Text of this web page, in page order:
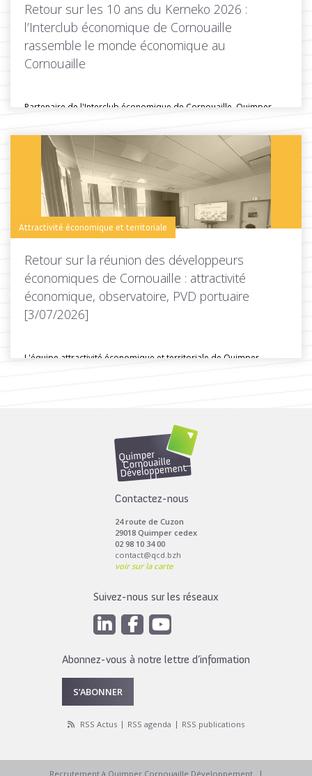
Retour sur les 10 ans du Kerneko 2026 :
l’Interclub économique de Cornouaille
rassemble le monde économique au
Cornouaille
Partenaire de l'Interclub économique de Cornouaille, Quimper
Toutes les actus de cette rubrique LIRE LA SUITE
Attractivité économique et territoriale
Retour sur la réunion des développeurs
économiques de Cornouaille : attractivité
économique, observatoire, PVD portuaire
[3/07/2026]
L'équipe attractivité économique et territoriale de Quimper
Toutes les actus de cette rubrique
Contactez-nous
24 route de Cuzon
29018 Quimper cedex
02 98 10 34 00
contact@qcd.bzh
voir sur la carte
Suivez-nous sur les réseaux
Abonnez-vous à notre lettre d’information
S’ABONNER
RSS Actus RSS agenda RSS publications
Recrutement à Quimper Cornouaille Développement